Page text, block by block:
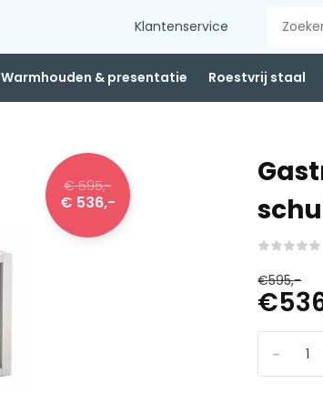
Klantenservice
Warmhouden & presentatie Roestvrij staal
€ 595,-
€ 536,-
€595,-
-